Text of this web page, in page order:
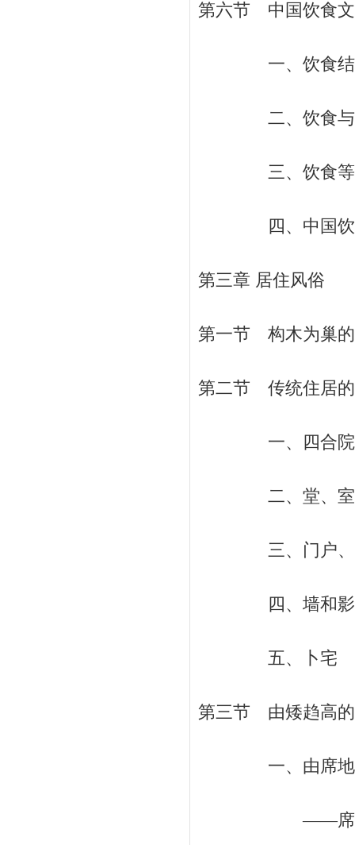
第六节 中国饮食
一、饮食结构
二、饮食与中
三、饮食等
四、中国饮食
第三章 居住风俗
第一节 构木为巢
第二节 传统住居
一、四合院
二、堂、室
三、门户、门
四、墙和影
五、卜宅 /
第三节 由矮趋高
一、由席地跪
——席、榻、